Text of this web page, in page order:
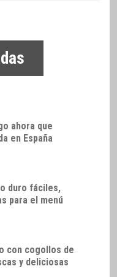
ahora que
en España
duro fáciles,
para el menú
con cogollos de
y deliciosas